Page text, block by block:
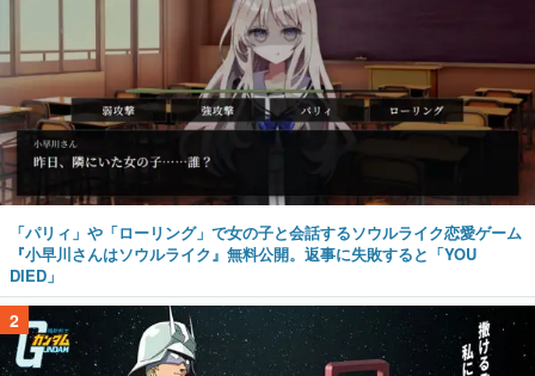
「パリィ」や「ローリング」で女の子と会話するソウルライク恋愛ゲーム
『小早川さんはソウルライク』無料公開。返事に失敗すると「YOU
DIED」
2